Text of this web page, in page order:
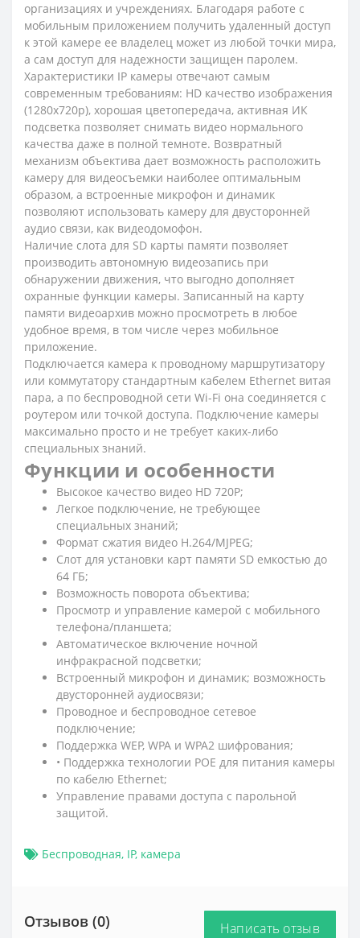
организациях и учреждениях. Благодаря работе с
мобильным приложением получить удаленный доступ
к этой камере ее владелец может из любой точки мира,
а сам доступ для надежности защищен паролем.
Характеристики IP камеры отвечают самым
современным требованиям: HD качество изображения
(1280x720p), хорошая цветопередача, активная ИК
подсветка позволяет снимать видео нормального
качества даже в полной темноте. Возвратный
механизм объектива дает возможность расположить
камеру для видеосъемки наиболее оптимальным
образом, а встроенные микрофон и динамик
позволяют использовать камеру для двусторонней
аудио связи, как видеодомофон.
Наличие слота для SD карты памяти позволяет
производить автономную видеозапись при
обнаружении движения, что выгодно дополняет
охранные функции камеры. Записанный на карту
памяти видеоархив можно просмотреть в любое
удобное время, в том числе через мобильное
приложение.
Подключается камера к проводному маршрутизатору
или коммутатору стандартным кабелем Ethernet витая
пара, а по беспроводной сети Wi-Fi она соединяется с
роутером или точкой доступа. Подключение камеры
максимально просто и не требует каких-либо
специальных знаний.
Функции и особенности
Высокое качество видео HD 720P;
Легкое подключение, не требующее
специальных знаний;
Формат сжатия видео H.264/MJPEG;
Слот для установки карт памяти SD емкостью до
64 ГБ;
Возможность поворота объектива;
Просмотр и управление камерой с мобильного
телефона/планшета;
Автоматическое включение ночной
инфракрасной подсветки;
Встроенный микрофон и динамик; возможность
двусторонней аудиосвязи;
Проводное и беспроводное сетевое
подключение;
Поддержка WEP, WPA и WPA2 шифрования;
• Поддержка технологии РОЕ для питания камеры
по кабелю Ethernet;
Управление правами доступа с парольной
защитой.
Беспроводная, IP, камера
Отзывов (0) Написать отзыв